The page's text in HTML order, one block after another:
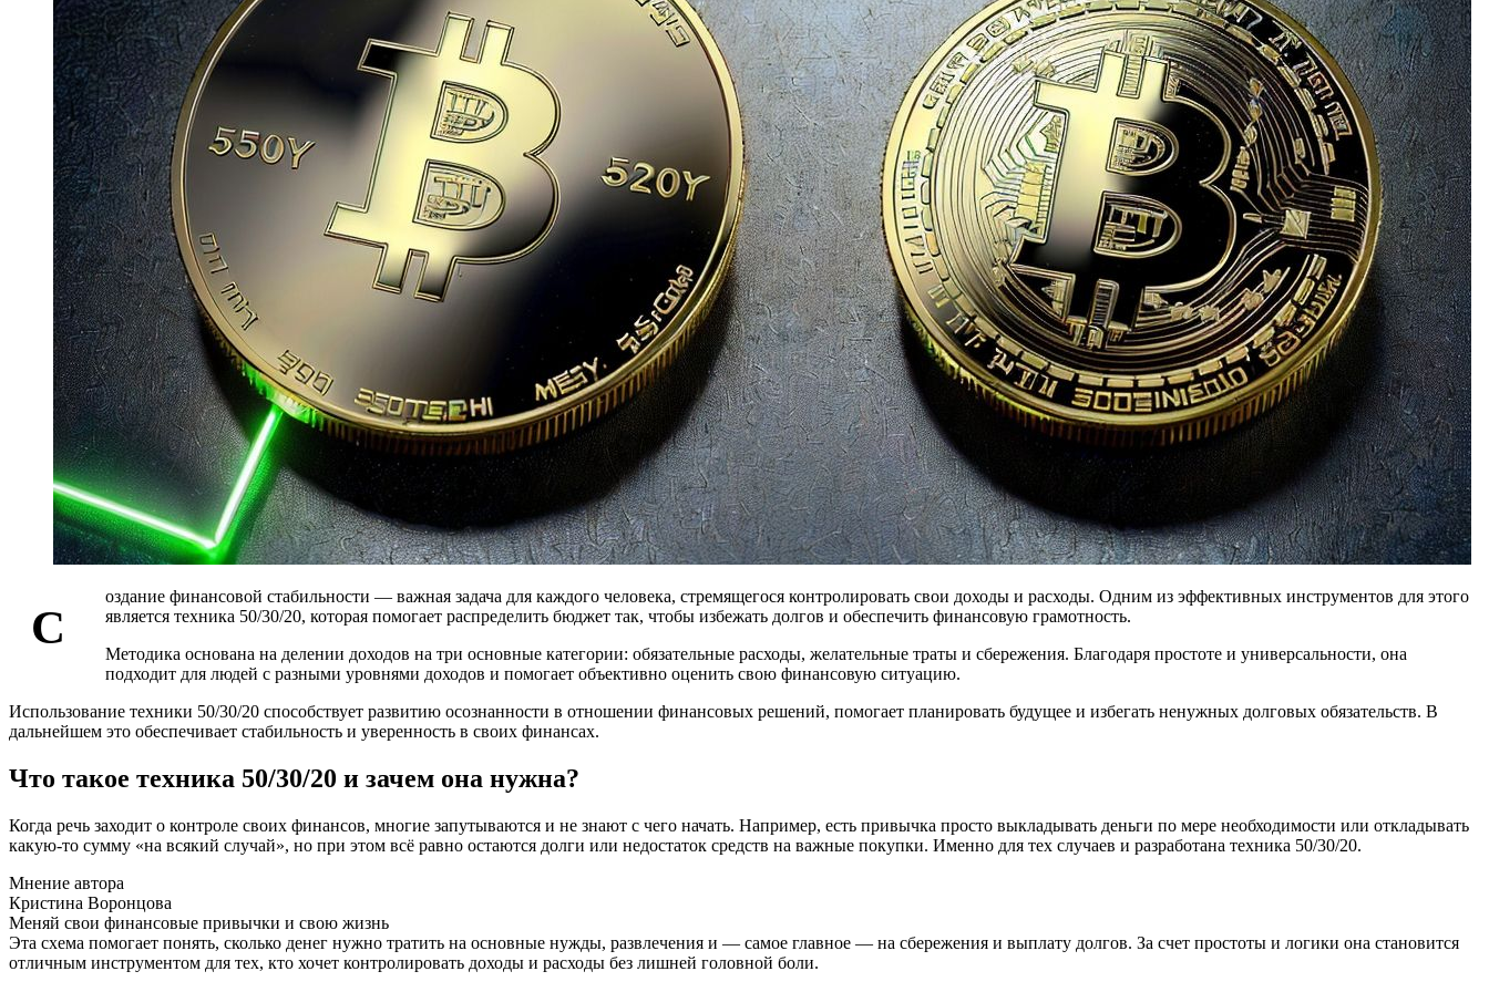
С
оздание финансовой стабильности — важная задача для каждого человека, стремящегося контролировать свои доходы и расходы. Одним из эффективных инструментов для этого
является техника 50/30/20, которая помогает распределить бюджет так, чтобы избежать долгов и обеспечить финансовую грамотность.
Методика основана на делении доходов на три основные категории: обязательные расходы, желательные траты и сбережения. Благодаря простоте и универсальности, она
подходит для людей с разными уровнями доходов и помогает объективно оценить свою финансовую ситуацию.
Использование техники 50/30/20 способствует развитию осознанности в отношении финансовых решений, помогает планировать будущее и избегать ненужных долговых обязательств. В
дальнейшем это обеспечивает стабильность и уверенность в своих финансах.
Что такое техника 50/30/20 и зачем она нужна?
Когда речь заходит о контроле своих финансов, многие запутываются и не знают с чего начать. Например, есть привычка просто выкладывать деньги по мере необходимости или откладывать
какую-то сумму «на всякий случай», но при этом всё равно остаются долги или недостаток средств на важные покупки. Именно для тех случаев и разработана техника 50/30/20.
Мнение автора
Кристина Воронцова
Меняй свои финансовые привычки и свою жизнь
Эта схема помогает понять, сколько денег нужно тратить на основные нужды, развлечения и — самое главное — на сбережения и выплату долгов. За счет простоты и логики она становится
отличным инструментом для тех, кто хочет контролировать доходы и расходы без лишней головной боли.